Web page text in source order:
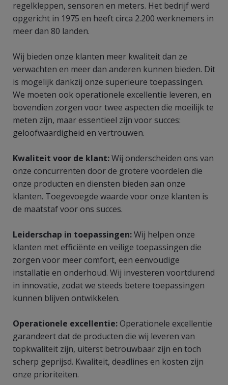
regelkleppen, sensoren en meters. Het bedrijf werd
opgericht in 1975 en heeft circa 2.200 werknemers in
meer dan 80 landen.
Wij bieden onze klanten meer kwaliteit dan ze
verwachten en meer dan anderen kunnen bieden. Dit
is mogelijk dankzij onze superieure toepassingen.
We moeten ook operationele excellentie leveren, en
bovendien zorgen voor twee aspecten die moeilijk te
meten zijn, maar essentieel zijn voor succes:
geloofwaardigheid en vertrouwen.
Kwaliteit voor de klant:Wij onderscheiden ons van
onze concurrenten door de grotere voordelen die
onze producten en diensten bieden aan onze
klanten. Toegevoegde waarde voor onze klanten is
de maatstaf voor ons succes.
Leiderschap in toepassingen:Wij helpen onze
klanten met efficiënte en veilige toepassingen die
zorgen voor meer comfort, een eenvoudige
installatie en onderhoud. Wij investeren voortdurend
in innovatie, zodat we steeds betere toepassingen
kunnen blijven ontwikkelen.
Operationele excellentie:Operationele excellentie
garandeert dat de producten die wij leveren van
topkwaliteit zijn, uiterst betrouwbaar zijn en toch
scherp geprijsd. Kwaliteit, deadlines en kosten zijn
onze prioriteiten.